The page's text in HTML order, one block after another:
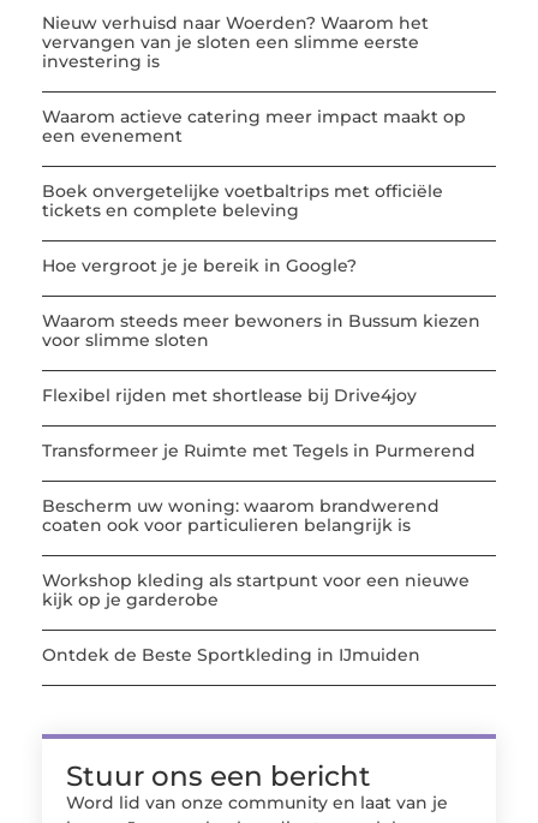
Nieuw verhuisd naar Woerden? Waarom het
vervangen van je sloten een slimme eerste
investering is
Waarom actieve catering meer impact maakt op
een evenement
Boek onvergetelijke voetbaltrips met officiële
tickets en complete beleving
Hoe vergroot je je bereik in Google?
Waarom steeds meer bewoners in Bussum kiezen
voor slimme sloten
Flexibel rijden met shortlease bij Drive4joy
Transformeer je Ruimte met Tegels in Purmerend
Bescherm uw woning: waarom brandwerend
coaten ook voor particulieren belangrijk is
Workshop kleding als startpunt voor een nieuwe
kijk op je garderobe
Ontdek de Beste Sportkleding in IJmuiden
Stuur ons een bericht
Word lid van onze community en laat van je